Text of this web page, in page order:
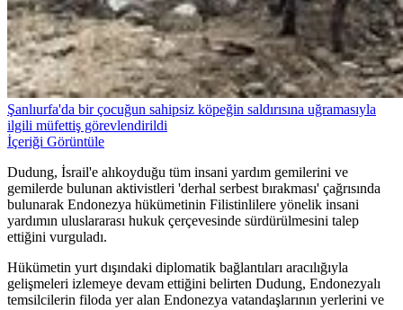
Şanlıurfa'da bir çocuğun sahipsiz köpeğin saldırısına uğramasıyla
ilgili müfettiş görevlendirildi
İçeriği Görüntüle
Dudung, İsrail'e alıkoyduğu tüm insani yardım gemilerini ve
gemilerde bulunan aktivistleri 'derhal serbest bırakması' çağrısında
bulunarak Endonezya hükümetinin Filistinlilere yönelik insani
yardımın uluslararası hukuk çerçevesinde sürdürülmesini talep
ettiğini vurguladı.
Hükümetin yurt dışındaki diplomatik bağlantıları aracılığıyla
gelişmeleri izlemeye devam ettiğini belirten Dudung, Endonezyalı
temsilcilerin filoda yer alan Endonezya vatandaşlarının yerlerini ve